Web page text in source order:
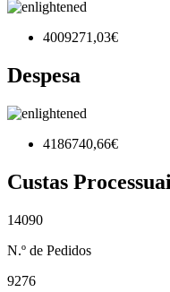
4009271,03€
Despesa
4186740,66€
Custas
14090
N.º de Pedidos
9276